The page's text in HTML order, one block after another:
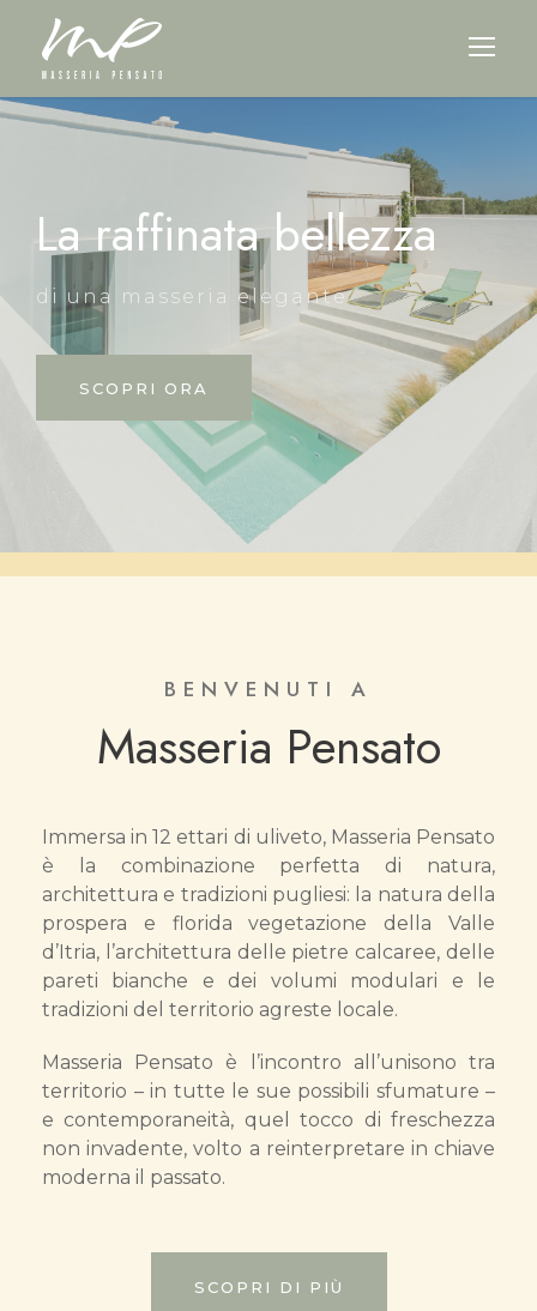
La raffinata bellezza
di una masseria elegante
SCOPRI ORA
BENVENUTI A
Masseria Pensato
Immersa in 12 ettari di uliveto, Masseria Pensato
è la combinazione perfetta di natura,
architettura e tradizioni pugliesi: la natura della
prospera e florida vegetazione della Valle
d’Itria, l’architettura delle pietre calcaree, delle
pareti bianche e dei volumi modulari e le
tradizioni del territorio agreste locale.
Masseria Pensato è l’incontro all’unisono tra
territorio – in tutte le sue possibili sfumature –
e contemporaneità, quel tocco di freschezza
non invadente, volto a reinterpretare in chiave
moderna il passato.
SCOPRI DI PIÙ